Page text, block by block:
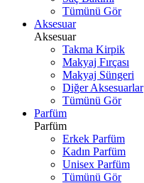
Tümünü Gör
Aksesuar
Aksesuar
Takma Kirpik
Makyaj Fırçası
Makyaj Süngeri
Diğer Aksesuarlar
Tümünü Gör
Parfüm
Parfüm
Erkek Parfüm
Kadın Parfüm
Unisex Parfüm
Tümünü Gör